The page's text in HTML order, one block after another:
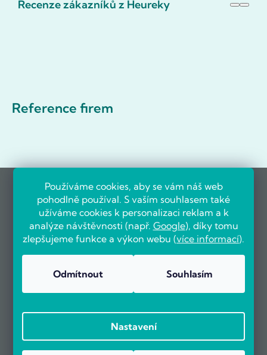
Používáme cookies, aby se vám náš web
pohodlně používal. S vaším souhlasem také
užíváme cookies k personalizaci reklam a k
analýze návštěvnosti (např. Google), díky tomu
zlepšujeme funkce a výkon webu (více informací).
Odmítnout Souhlasím
Nastavení
Recenze zákazníků z Heureky
Reference firem